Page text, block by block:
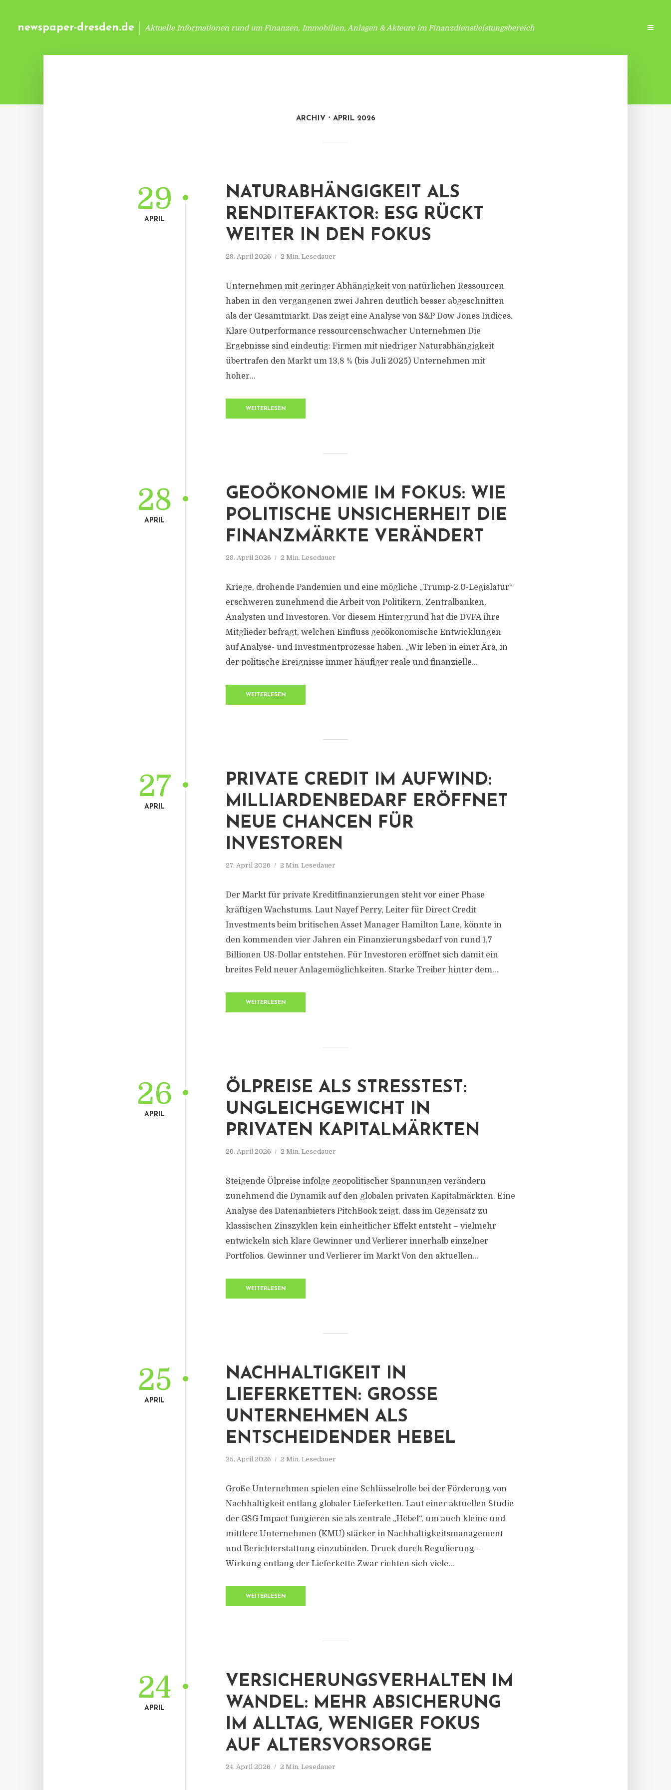
newspaper-dresden.de Aktuelle Informationen rund um Finanzen, Immobilien, Anlagen & Akteure im Finanzdienstleistungsbereich
ARCHIV APRIL 2026
NATURABHÄNGIGKEIT ALS
RENDITEFAKTOR: ESG RÜCKT
WEITER IN DEN FOKUS
29. April 2026 2 Min. Lesedauer
29
APRIL
Unternehmen mit geringer Abhängigkeit von natürlichen Ressourcen
haben in den vergangenen zwei Jahren deutlich besser abgeschnitten
als der Gesamtmarkt. Das zeigt eine Analyse von S&P Dow Jones Indices.
Klare Outperformance ressourcenschwacher Unternehmen Die
Ergebnisse sind eindeutig: Firmen mit niedriger Naturabhängigkeit
übertrafen den Markt um 13,8 % (bis Juli 2025) Unternehmen mit
hoher...
WEITERLESEN
GEOÖKONOMIE IM FOKUS: WIE
POLITISCHE UNSICHERHEIT DIE
FINANZMÄRKTE VERÄNDERT
28. April 2026 2 Min. Lesedauer
28
APRIL
Kriege, drohende Pandemien und eine mögliche „Trump-2.0-Legislatur“
erschweren zunehmend die Arbeit von Politikern, Zentralbanken,
Analysten und Investoren. Vor diesem Hintergrund hat die DVFA ihre
Mitglieder befragt, welchen Einfluss geoökonomische Entwicklungen
auf Analyse- und Investmentprozesse haben. „Wir leben in einer Ära, in
der politische Ereignisse immer häufiger reale und finanzielle...
WEITERLESEN
PRIVATE CREDIT IM AUFWIND:
MILLIARDENBEDARF ERÖFFNET
NEUE CHANCEN FÜR
INVESTOREN
27. April 2026 2 Min. Lesedauer
27
APRIL
Der Markt für private Kreditfinanzierungen steht vor einer Phase
kräftigen Wachstums. Laut Nayef Perry, Leiter für Direct Credit
Investments beim britischen Asset Manager Hamilton Lane, könnte in
den kommenden vier Jahren ein Finanzierungsbedarf von rund 1,7
Billionen US-Dollar entstehen. Für Investoren eröffnet sich damit ein
breites Feld neuer Anlagemöglichkeiten. Starke Treiber hinter dem...
WEITERLESEN
ÖLPREISE ALS STRESSTEST:
UNGLEICHGEWICHT IN
PRIVATEN KAPITALMÄRKTEN
26. April 2026 2 Min. Lesedauer
26
APRIL
Steigende Ölpreise infolge geopolitischer Spannungen verändern
zunehmend die Dynamik auf den globalen privaten Kapitalmärkten. Eine
Analyse des Datenanbieters PitchBook zeigt, dass im Gegensatz zu
klassischen Zinszyklen kein einheitlicher Effekt entsteht – vielmehr
entwickeln sich klare Gewinner und Verlierer innerhalb einzelner
Portfolios. Gewinner und Verlierer im Markt Von den aktuellen...
WEITERLESEN
NACHHALTIGKEIT IN
LIEFERKETTEN: GROSSE U
NTERNEHMEN ALS E
NTSCHEIDENDER HEBEL
25. April 2026 2 Min. Lesedauer
25
APRIL
Große Unternehmen spielen eine Schlüsselrolle bei der Förderung von
Nachhaltigkeit entlang globaler Lieferketten. Laut einer aktuellen Studie
der GSG Impact fungieren sie als zentrale „Hebel“, um auch kleine und
mittlere Unternehmen (KMU) stärker in Nachhaltigkeitsmanagement
und Berichterstattung einzubinden. Druck durch Regulierung –
Wirkung entlang der Lieferkette Zwar richten sich viele...
WEITERLESEN
VERSICHERUNGSVERHALTEN IM
WANDEL: MEHR ABSICHERUNG
IM ALLTAG, WENIGER FOKUS
AUF ALTERSVORSORGE
24. April 2026 2 Min. Lesedauer
24
APRIL